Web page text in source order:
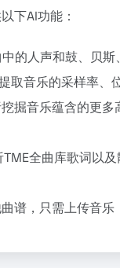
下AI功能：
的人声和鼓、贝斯
取音乐的采样率、
掘音乐蕴含的更
全曲库歌词以
谱，只需上传音乐